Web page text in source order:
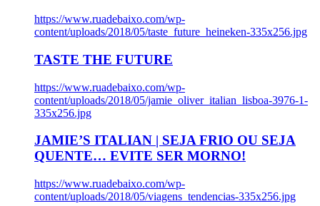
https://www.ruadebaixo.com/wp-
content/uploads/2018/05/taste_future_heineken-335x256.jpg
TASTE THE FUTURE
https://www.ruadebaixo.com/wp-
content/uploads/2018/05/jamie_oliver_italian_lisboa-3976-1-
335x256.jpg
JAMIE’S ITALIAN | SEJA FRIO OU SEJA
QUENTE… EVITE SER MORNO!
https://www.ruadebaixo.com/wp-
content/uploads/2018/05/viagens_tendencias-335x256.jpg